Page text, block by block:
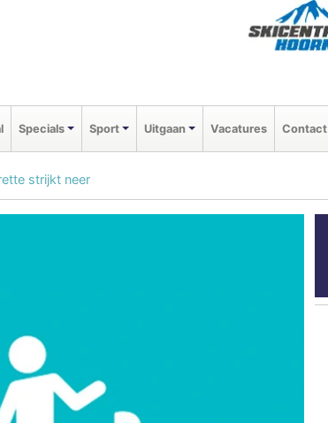
Specials Sport Uitgaan Vacatures Contact
strijkt neer